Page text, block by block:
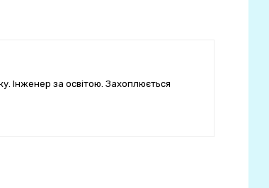
Інженер за освітою. Захоплюється